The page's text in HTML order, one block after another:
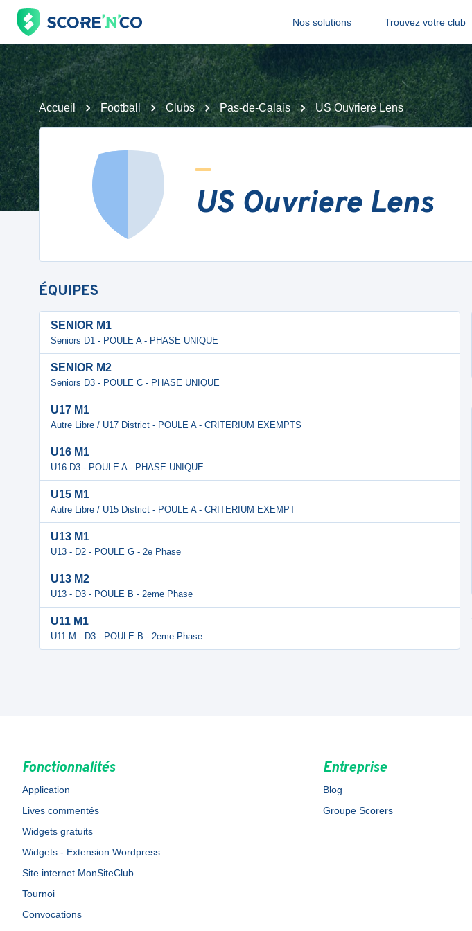
Nos solutions Trouvez votre club
Accueil Football Clubs Pas-de-Calais US Ouvriere Lens
US Ouvriere Lens
ÉQUIPES
SENIOR M1
Seniors D1 - POULE A - PHASE UNIQUE
SENIOR M2
Seniors D3 - POULE C - PHASE UNIQUE
U17 M1
Autre Libre / U17 District - POULE A - CRITERIUM EXEMPTS
U16 M1
U16 D3 - POULE A - PHASE UNIQUE
U15 M1
Autre Libre / U15 District - POULE A - CRITERIUM EXEMPT
U13 M1
U13 - D2 - POULE G - 2e Phase
U13 M2
U13 - D3 - POULE B - 2eme Phase
U11 M1
U11 M - D3 - POULE B - 2eme Phase
Fonctionnalités
Application
Lives commentés
Widgets gratuits
Widgets - Extension Wordpress
Site internet MonSiteClub
Tournoi
Convocations
Entreprise
Blog
Groupe Scorers